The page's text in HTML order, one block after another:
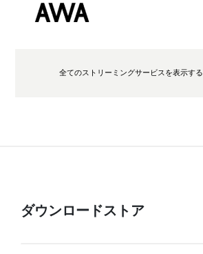
全てのストリーミングサービスを表示する
ダウンロードストア